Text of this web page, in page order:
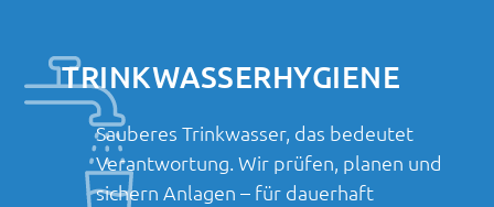
TRINKWASSER­HYGIENE
Sauberes Trinkwasser, das bedeutet
Verantwortung. Wir prüfen, planen und
sichern Anlagen – für dauerhaft